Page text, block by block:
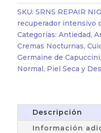
EYE
recuperador
intensivo
contorno
de
SKU: SRNS REPAIR
recuperador intensivo
Categorías: Antiedad,
Cremas Nocturnas,
Germaine de Capuccini,
Normal, Piel Seca y
Descripción
Información